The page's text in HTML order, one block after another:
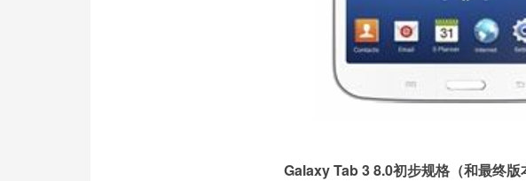
Galaxy Tab 3 8.0初步规格（和最终版